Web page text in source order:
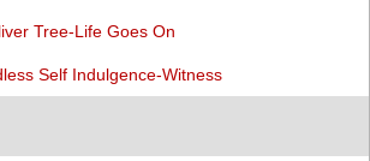
Tree-Life Goes On
Self Indulgence-Witness